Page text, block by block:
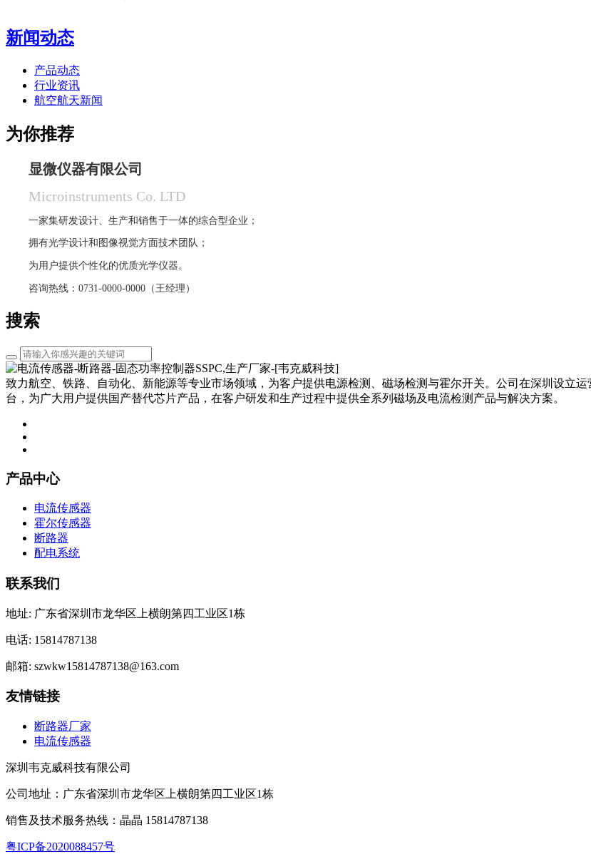
新闻动态
产品动态
行业资讯
航空航天新闻
为你推荐
显微仪器有限公司
Microinstruments Co. LTD
一家集研发设计、生产和销售于一体的综合型企业；
拥有光学设计和图像视觉方面技术团队；
为用户提供个性化的优质光学仪器。
咨询热线：0731-0000-0000（王经理）
搜索
致力航空、铁路、自动化、新能源等专业市场领域，为客户提供电源检测、磁场检测与霍尔开关。公司在深圳设立
台，为广大用户提供国产替代芯片产品，在客户研发和生产过程中提供全系列磁场及电流检测产品与解决方案。
产品中心
电流传感器
霍尔传感器
断路器
配电系统
联系我们
地址: 广东省深圳市龙华区上横朗第四工业区1栋
电话: 15814787138
邮箱: szwkw15814787138@163.com
友情链接
断路器厂家
电流传感器
深圳韦克威科技有限公司
公司地址：广东省深圳市龙华区上横朗第四工业区1栋
销售及技术服务热线：晶晶 15814787138
粤ICP备2020088457号